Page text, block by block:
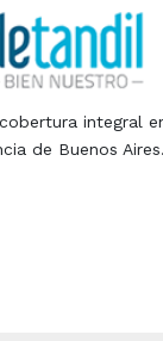
integral
de Buenos Aires.